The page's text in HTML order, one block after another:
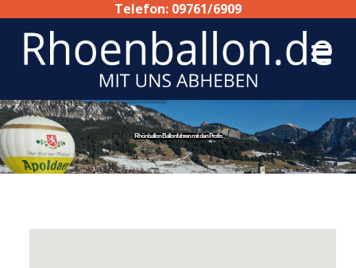
Telefon: 09761/6909
Rhönballon Ballonfahren mit den Profis